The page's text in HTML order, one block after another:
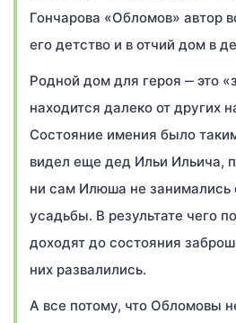
Гончарова «Обломов» автор
его детство и в отчий дом в
Родной дом для героя ‒ это
находится далеко от других
Состояние имения было
видел еще дед Ильи Ильича,
ни сам Илюша не занимались
усадьбы. В результате чего
доходят до состояния
них развалились.
А все потому, что Обломовы